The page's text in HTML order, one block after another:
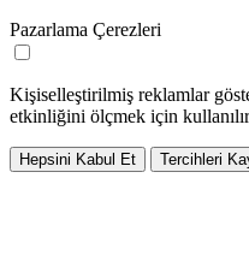
Pazarlama Çerezleri
Kişiselleştirilmiş reklamlar
etkinliğini ölçmek için
Hepsini Kabul Et Tercihleri